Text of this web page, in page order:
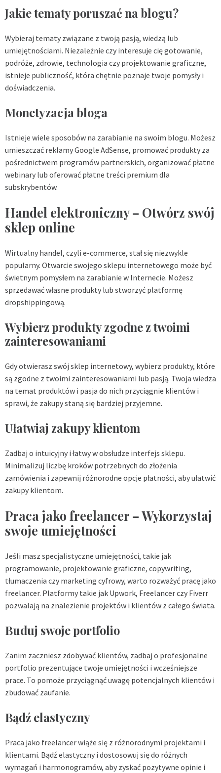
Jakie tematy poruszać na blogu?
Wybieraj tematy związane z twoją pasją, wiedzą lub
umiejętnościami. Niezależnie czy interesuje cię gotowanie,
podróże, zdrowie, technologia czy projektowanie graficzne,
istnieje publiczność, która chętnie poznaje twoje pomysły i
doświadczenia.
Monetyzacja bloga
Istnieje wiele sposobów na zarabianie na swoim blogu. Możesz
umieszczać reklamy Google AdSense, promować produkty za
pośrednictwem programów partnerskich, organizować płatne
webinary lub oferować płatne treści premium dla
subskrybentów.
Handel elektroniczny – Otwórz swój
sklep online
Wirtualny handel, czyli e-commerce, stał się niezwykle
popularny. Otwarcie swojego sklepu internetowego może być
świetnym pomysłem na zarabianie w Internecie. Możesz
sprzedawać własne produkty lub stworzyć platformę
dropshippingową.
Wybierz produkty zgodne z twoimi
zainteresowaniami
Gdy otwierasz swój sklep internetowy, wybierz produkty, które
są zgodne z twoimi zainteresowaniami lub pasją. Twoja wiedza
na temat produktów i pasja do nich przyciągnie klientów i
sprawi, że zakupy staną się bardziej przyjemne.
Ułatwiaj zakupy klientom
Zadbaj o intuicyjny i łatwy w obsłudze interfejs sklepu.
Minimalizuj liczbę kroków potrzebnych do złożenia
zamówienia i zapewnij różnorodne opcje płatności, aby ułatwić
zakupy klientom.
Praca jako freelancer – Wykorzystaj
swoje umiejętności
Jeśli masz specjalistyczne umiejętności, takie jak
programowanie, projektowanie graficzne, copywriting,
tłumaczenia czy marketing cyfrowy, warto rozważyć pracę jako
freelancer. Platformy takie jak Upwork, Freelancer czy Fiverr
pozwalają na znalezienie projektów i klientów z całego świata.
Buduj swoje portfolio
Zanim zaczniesz zdobywać klientów, zadbaj o profesjonalne
portfolio prezentujące twoje umiejętności i wcześniejsze
prace. To pomoże przyciągnąć uwagę potencjalnych klientów i
zbudować zaufanie.
Bądź elastyczny
Praca jako freelancer wiąże się z różnorodnymi projektami i
klientami. Bądź elastyczny i dostosowuj się do różnych
wymagań i harmonogramów, aby zyskać pozytywne opinie i